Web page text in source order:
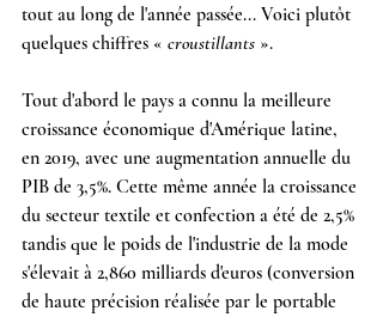
tout au long de l'année passée... Voici plutôt
quelques chiffres « croustillants ».
Tout d'abord le pays a connu la meilleure
croissance économique d'Amérique latine,
en 2019, avec une augmentation annuelle du
PIB de 3,5%. Cette même année la croissance
du secteur textile et confection a été de 2,5%
tandis que le poids de l'industrie de la mode
s'élevait à 2,860 milliards d'euros (conversion
de haute précision réalisée par le portable